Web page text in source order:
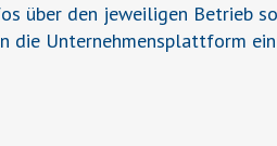
über den jeweiligen Betrieb
die Unternehmensplattform